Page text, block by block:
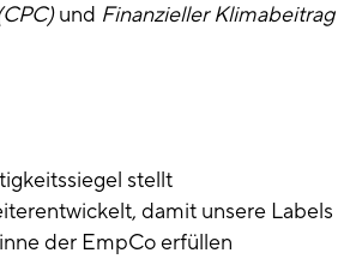
und Finanzieller Klimabeitrag
stellt
damit unsere Labels
der EmpCo erfüllen